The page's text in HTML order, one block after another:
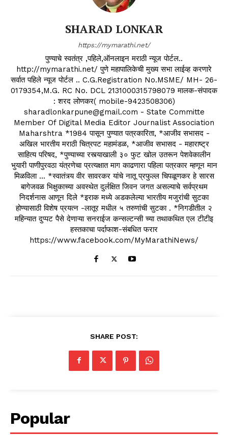
SHARAD LONKAR
https://mymarathi.net/
पुण्याचे स्वतंत्र ,पहिले,ऑनलाइन मराठी न्यूज पोर्टल..
http://mymarathi.net/ पुणे महापालिकेची मुख्य सभा लाईव्ह करणारे
सर्वात पहिले न्यूज पोर्टल .. C.G.Registration No.MSME/ MH- 26-
0179354,M.G. RC No. DCL 2131000315798079 मालक-संपादक
: शरद लोणकर( mobile-9423508306)
sharadlonkarpune@gmail.com - State Committe
Member Of Digital Media Editor Journalist Association
Maharshtra *1984 पासून पुण्यात पत्रकारिता, *आजीव सभासद -
अखिल भारतीय मराठी चित्रपट महामंडळ, *आजीव सभासद - महाराष्ट्र
साहित्य परिषद, *पुण्याच्या रस्त्याखाली ३० फुट खोल उतरून पेशवेकालीन
भुयारी पाणीपुरवठा यंत्रणेचा प्रत्यक्षात माग काढणारा पहिला पत्रकार म्हणून मान
मिळविला ... *स्वातंत्र्य वीर सावरकर यांचे नातू प्रफुल्ल चिपळूणकर हे सारस
बागेजवळ भिक्षुकाच्या अवस्थेत दुर्लक्षित जिवन जगत असल्याचे सर्वप्रथम
निदर्शनास आणून दिले *इराक मध्ये अडकलेल्या भारतीय मजुरांची सुटका
होण्यासाठी विशेष प्रयत्न -लातूर मधील ५ तरुणांची सुटका . *निगडीतील २
महिन्यात दुप्पट पैसे देणाऱ्या सनराईज कन्सल्टन्सी च्या तथाकथित एल टीटीइ
हस्तकाचा पर्दाफाश-संबधित फरार
https://www.facebook.com/MyMarathiNews/
SHARE POST:
Popular